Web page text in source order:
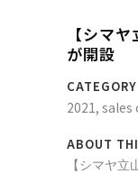
【シマ
が開設
CATEGORY
2021, sales
ABOUT
【シマヤ